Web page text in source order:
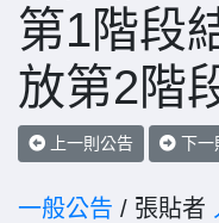
第1階段
放第2階
上一則公告 下一
一般公告 / 張貼者